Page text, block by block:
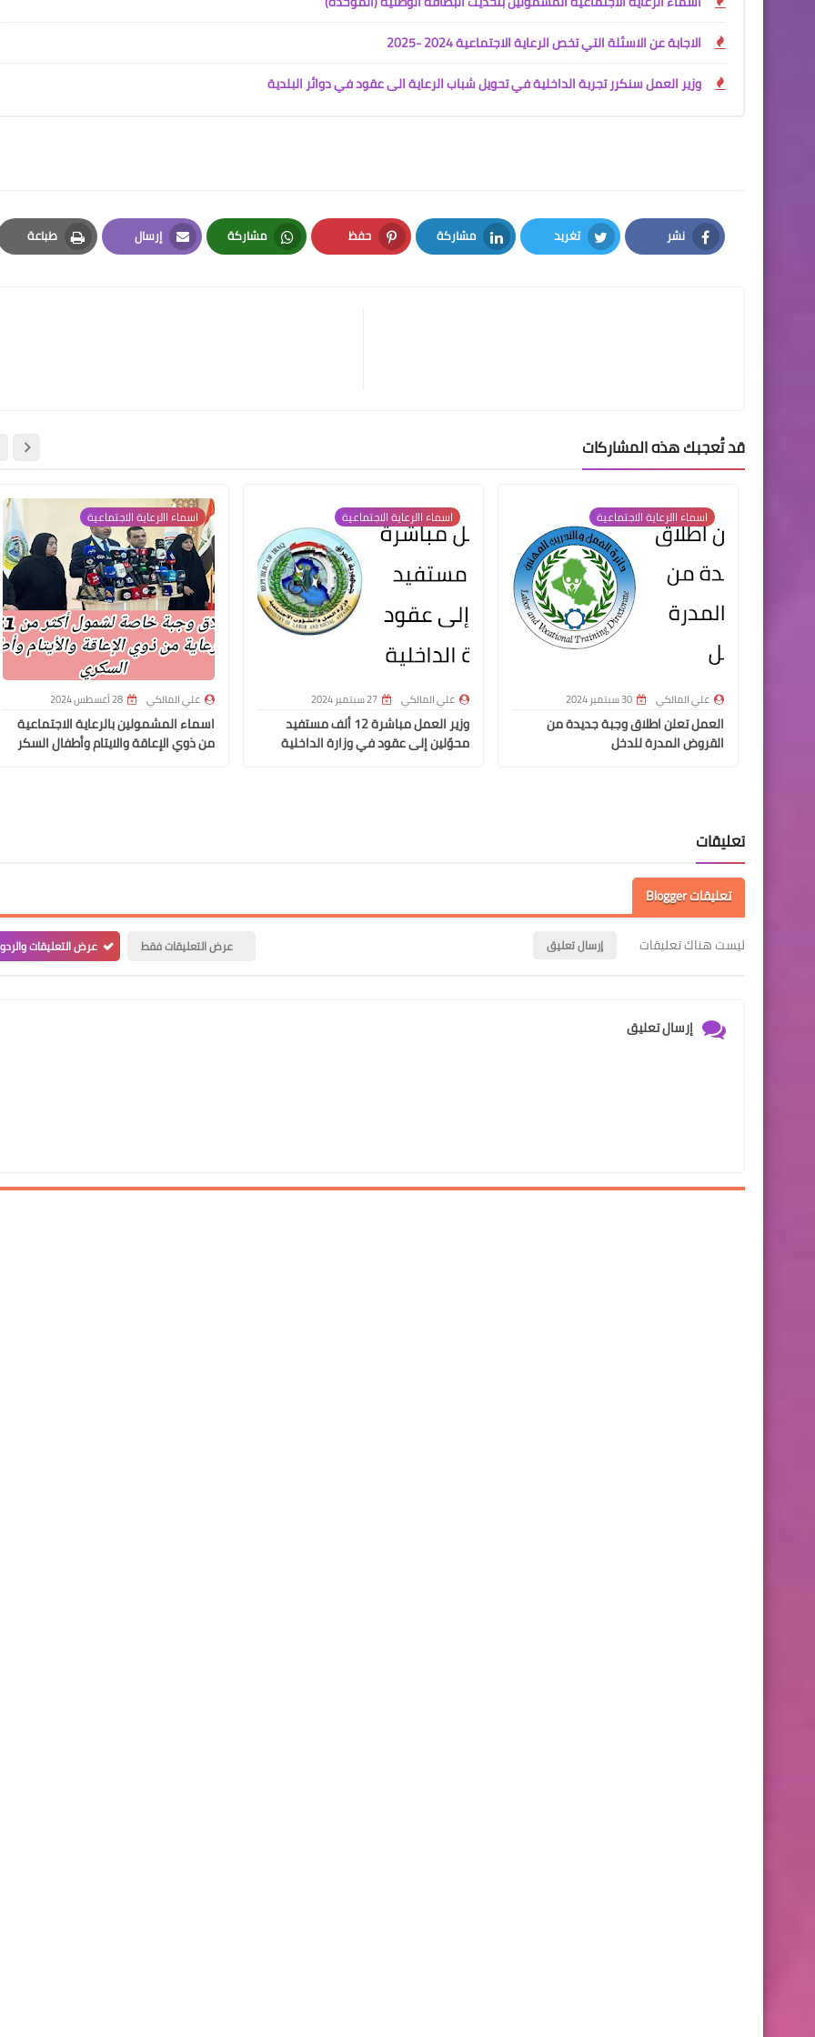
الاجابة عن الاسئلة التي تخص الرعاية الاجتماعية 2024 -2025
وزير العمل سنكرر تجربة الداخلية في تحويل شباب الرعاية الى عقود في دوائر البلدية
نشر
Facebook
تغريد
Twitter
مشاركة
LinkedIn
حفظ
Pinterest
مشاركة
Whatsapp
إرسال
Email
طباعة
Print
قد تُعجبك هذه المشاركات
اسماء االرعاية الاجتماعية
علي المالكي 30 سبتمبر 2024
العمل تعلن اطلاق وجبة جديدة من
القروض المدرة للدخل
اسماء االرعاية الاجتماعية
علي المالكي 27 سبتمبر 2024
وزير العمل مباشرة 12 ألف مستفيد
محوّلين إلى عقود في وزارة الداخلية
اسماء االرعاية الاجتماعية
علي المالكي 28 أغسطس 2024
اسماء المشمولين بالرعاية الاجتماعية
من ذوي الإعاقة والايتام وأطفال السكر
تعليقات
تعليقات Blogger
ليست هناك تعليقات إرسال تعليق عرض التعليقات فقط عرض التعليقات
إرسال تعليق
علي المالكي
17 يوليو 2021
علي المالكي
14 يوليو 2021